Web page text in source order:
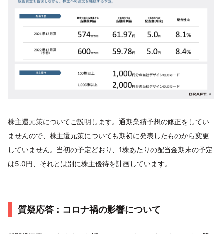
株主還元策についてご説明します。通期業績予想の修正をしてい
ませんので、株主還元策についても期初に発表したものから変更
していません。当初の予定どおり、1株あたりの配当金期末の予定
は5.0円、それとは別に株主優待を計画しています。
質疑応答：コロナ禍の影響について